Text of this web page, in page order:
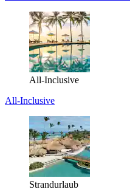
All-Inclusive
All-Inclusive
Strandurlaub